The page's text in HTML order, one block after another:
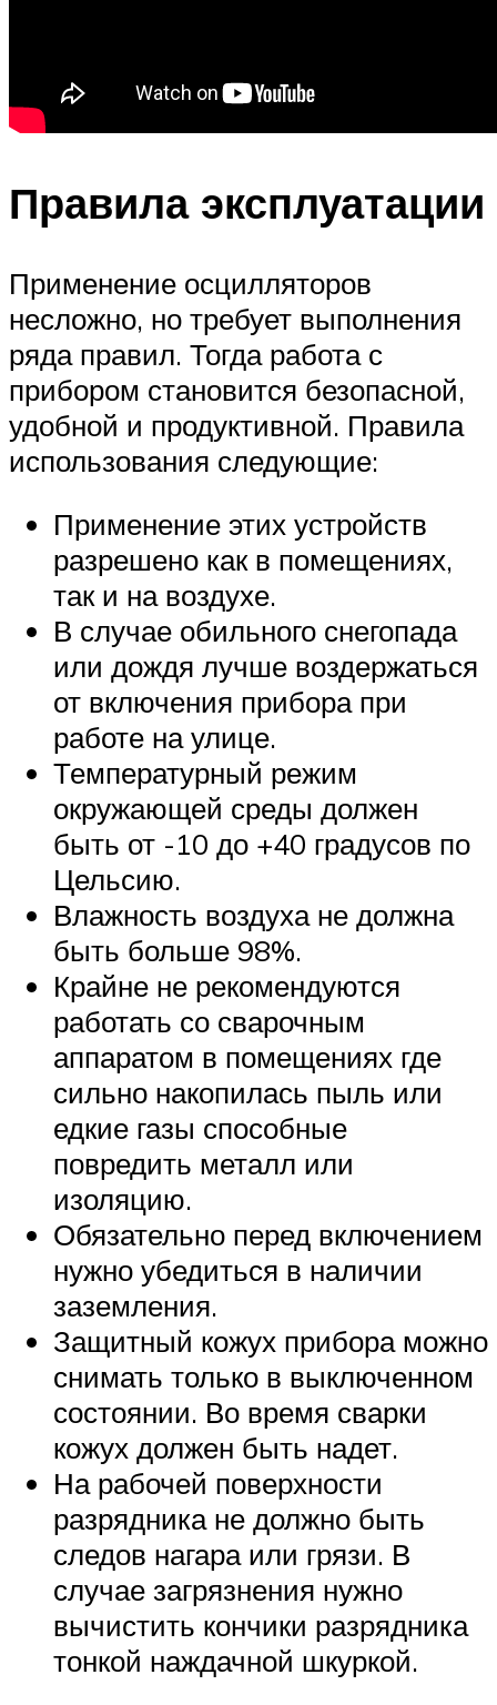
Правила эксплуатации
Применение осцилляторов
несложно, но требует выполнения
ряда правил. Тогда работа с
прибором становится безопасной,
удобной и продуктивной. Правила
использования следующие:
Применение этих устройств
разрешено как в помещениях,
так и на воздухе.
В случае обильного снегопада
или дождя лучше воздержаться
от включения прибора при
работе на улице.
Температурный режим
окружающей среды должен
быть от -10 до +40 градусов по
Цельсию.
Влажность воздуха не должна
быть больше 98%.
Крайне не рекомендуются
работать со сварочным
аппаратом в помещениях где
сильно накопилась пыль или
едкие газы способные
повредить металл или
изоляцию.
Обязательно перед включением
нужно убедиться в наличии
заземления.
Защитный кожух прибора можно
снимать только в выключенном
состоянии. Во время сварки
кожух должен быть надет.
На рабочей поверхности
разрядника не должно быть
следов нагара или грязи. В
случае загрязнения нужно
вычистить кончики разрядника
тонкой наждачной шкуркой.